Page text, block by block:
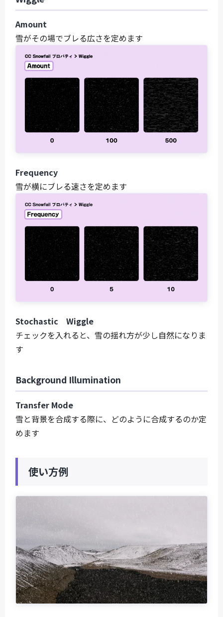
Amount
雪がその場でブレる広さを定めます
Frequency
雪が横にブレる速さを定めます
Stochastic Wiggle
チェックを入れると、雪の揺れ方が少し自然になりま
す
Background Illumination
Transfer Mode
雪と背景を合成する際に、どのように合成するのか定
めます
使い方例